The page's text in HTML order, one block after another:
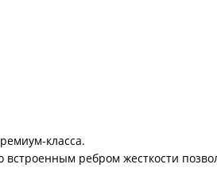
класса.
встроенным ребром жесткости